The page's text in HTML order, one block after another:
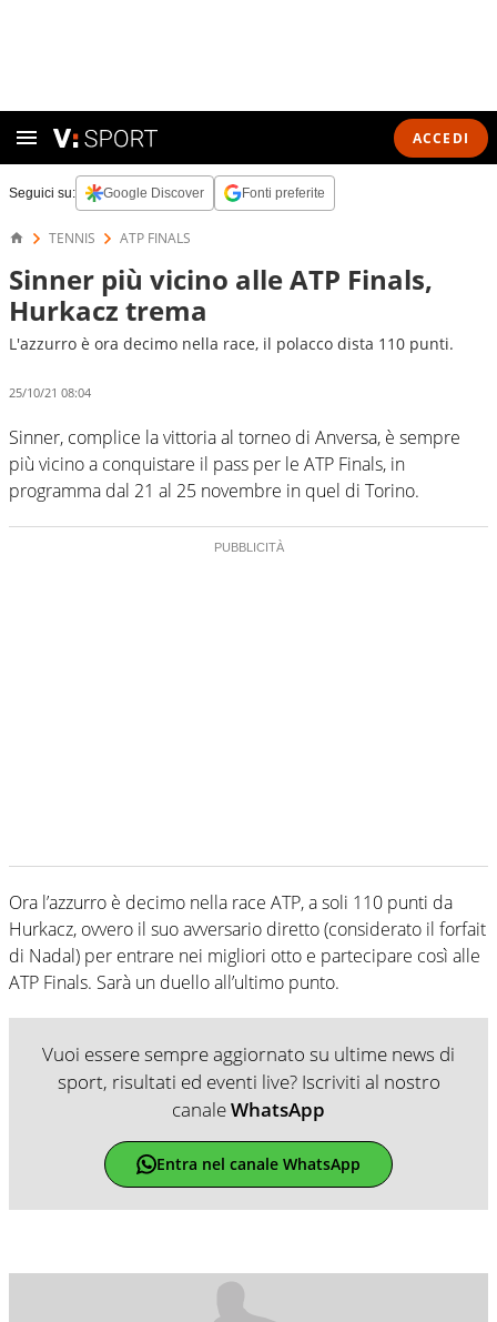
ACCEDI
Seguici su: Google Discover Fonti preferite
TENNIS ATP FINALS
Sinner più vicino alle ATP Finals,
Hurkacz trema
L'azzurro è ora decimo nella race, il polacco dista 110 punti.
25/10/21 08:04
Sinner, complice la vittoria al torneo di Anversa, è sempre
più vicino a conquistare il pass per le ATP Finals, in
programma dal 21 al 25 novembre in quel di Torino.
Ora l’azzurro è decimo nella race ATP, a soli 110 punti da
Hurkacz, ovvero il suo avversario diretto (considerato il forfait
di Nadal) per entrare nei migliori otto e partecipare così alle
ATP Finals. Sarà un duello all’ultimo punto.
Vuoi essere sempre aggiornato su ultime news di
sport, risultati ed eventi live? Iscriviti al nostro
canaleWhatsApp
Entra nel canale WhatsApp